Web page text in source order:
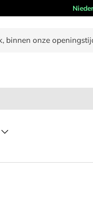
Land/
binnen onze